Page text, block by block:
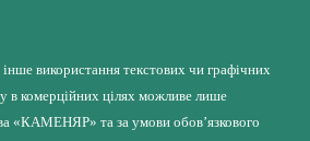
використання текстових чи графічних
в комерційних цілях можливе лише
«КАМЕНЯР» та за умови обов’язкового